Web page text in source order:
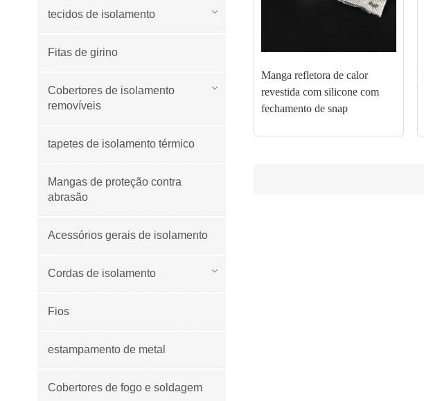
Manga refletora de calor
revestida com silicone com
fechamento de snap
tecidos de isolamento
Fitas de girino
Cobertores de isolamento
removíveis
tapetes de isolamento térmico
Mangas de proteção contra
abrasão
Acessórios gerais de isolamento
Cordas de isolamento
Fios
estampamento de metal
Cobertores de fogo e soldagem